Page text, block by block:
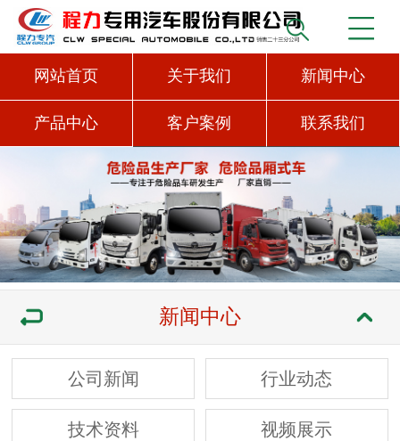
网站首页 关于我们 新闻中心
产品中心 客户案例 联系我们
新闻中心
公司新闻 行业动态
技术资料 视频展示